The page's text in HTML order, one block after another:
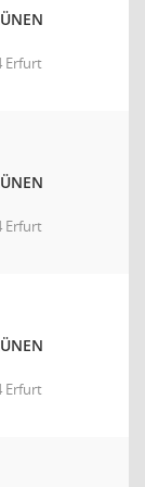
Erfurt
Erfurt
Erfurt